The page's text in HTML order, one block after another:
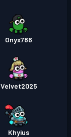
Onyx786
Velvet2025
Khyius